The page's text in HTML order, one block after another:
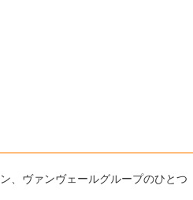
、ヴァンヴェールグループのひとつ